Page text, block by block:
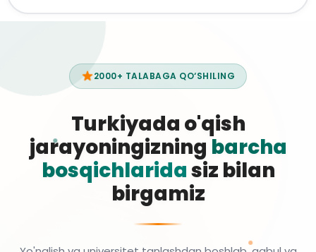
2000+ TALABAGA QO‘SHILING
Turkiyada o'qish
jarayoningizning barcha
bosqichlaridasiz bilan
birgamiz